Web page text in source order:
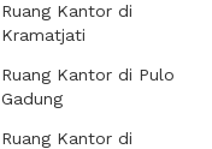
Ruang Kantor di
Kramatjati
Ruang Kantor di Pulo
Gadung
Ruang Kantor di